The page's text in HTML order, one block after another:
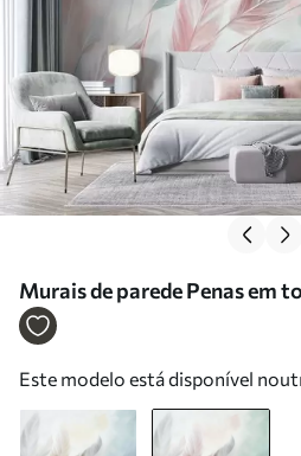
Murais de parede Penas em
e contornos suaves e
Este modelo está disponível